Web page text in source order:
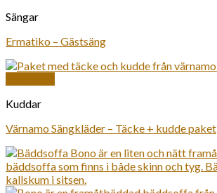
Sängar
Ermatiko – Gästsäng
Kuddar
Värnamo Sängkläder – Täcke + kudde paket